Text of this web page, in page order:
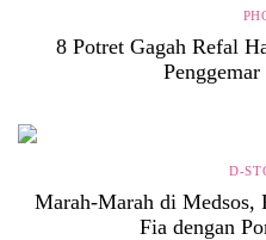
8 Potret Gagah Refal
D-
Marah-Marah di Medsos,
Fia dengan